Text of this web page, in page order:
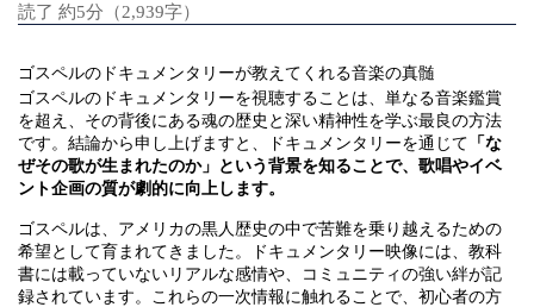
読了 約5分（2,939字）
ゴスペルのドキュメンタリーが教えてくれる音楽の真髄
ゴスペルのドキュメンタリーを視聴することは、単なる音楽鑑賞
を超え、その背後にある魂の歴史と深い精神性を学ぶ最良の方法
です。結論から申し上げますと、ドキュメンタリーを通じて 「な
ぜその歌が生まれたのか」という背景を知ることで、歌唱やイベ
ント企画の質が劇的に向上します。
ゴスペルは、アメリカの黒人歴史の中で苦難を乗り越えるための
希望として育まれてきました。ドキュメンタリー映像には、教科
書には載っていないリアルな感情や、コミュニティの強い絆が記
録されています。これらの一次情報に触れることで、初心者の方